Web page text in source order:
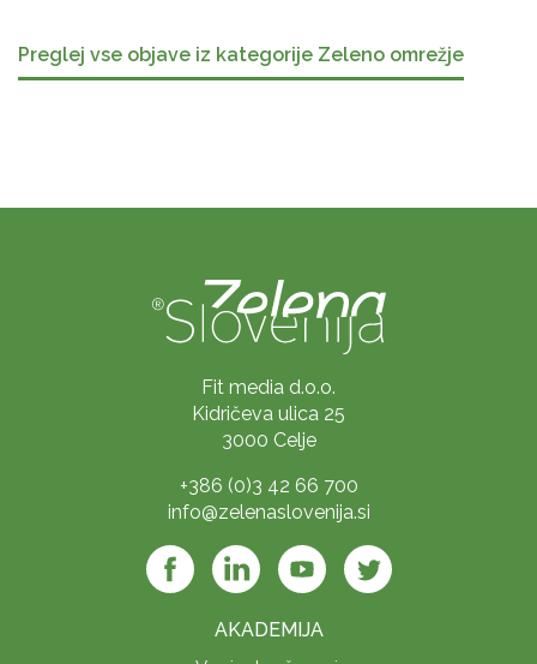
Preglej vse objave iz kategorije Zeleno omrežje
Fit media d.o.o.
Kidričeva ulica 25
3000 Celje
+386 (0)3 42 66 700
info@zelenaslovenija.si
AKADEMIJA